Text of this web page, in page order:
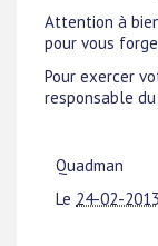
Attention à
pour vous
Pour exercer
responsable
Quadman
Le 24-02-2013